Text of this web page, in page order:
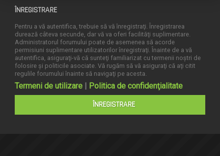
ÎNREGISTRARE
Pentru a vă autentifica, trebuie să vă înregistraţi. Înregistrarea
durează câteva secunde, dar vă va oferi facilităţi suplimentare.
Administratorul forumului poate de asemenea să acorde
permisiuni suplimentare utilizatorilor înregistraţi. Înainte de a vă
autentifica, asiguraţi-vă că sunteţi familiarizat cu termenii noştri de
folosire şi politicile asociate. Vă rugăm să vă asiguraţi că aţi citit
regulile forumului înainte să navigaţi pe acesta.
Termeni de utilizare | Politica de confidenţialitate
ÎNREGISTRARE